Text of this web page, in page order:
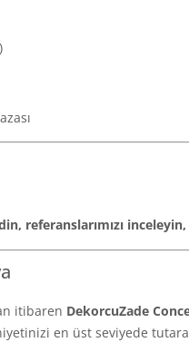
referanslarımızı
itibaren DekorcuZade
en üst seviyede